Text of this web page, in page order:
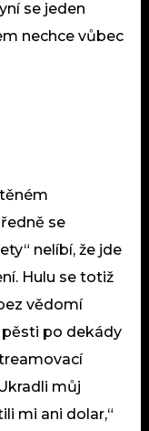
se jeden
nechce vůbec
se
nelíbí, že jde
Hulu se totiž
vědomí
pěsti po dekády
můj
mi ani dolar,“